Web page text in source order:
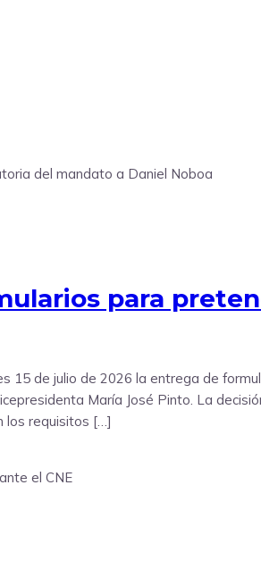
para
15 de julio de 2026 la entrega de
María José Pinto. La
los requisitos […]